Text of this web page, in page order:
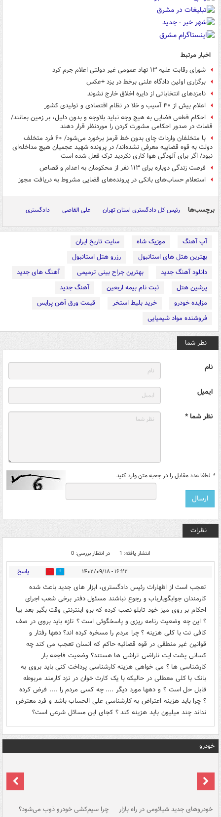
اخبار مرتبط
شورای رقابت علیه ۱۳ نهاد عمومی غیر دولتی اعلام جرم کرد
برگزاری اولین دادگاه علنی برخط در یزد +عکس
نامزدهای انتخاباتی از دایره اخلاق خارج نشوند
اعلام بیش از ۴۰ آسیب و خلا در نظام اقتصادی و تولیدی کشور
احکام قطعی قضایی به هیچ وجه نباید بلاوجه و بدون دلیل، بر زمین بمانند/
قضات در صدور احکامی مشورت کردن را موردنظر قرار دهند
با متخلفان واردات چای بدون خط قرمز برخورد می‌شود/ ۶۰ فرد متخلف
دولت به قوه قضاییه معرفی نشده‌اند/ در پرونده شهید عجمیان هیچ مداخله‌ای
نبود/ اگر برای آلودگی هوا کاری نکردید ترک فعل شده است
فرصت زندگی دوباره برای ۱۱۳ نفر از محکومان به اعدام و قصاص
استعلام حساب‌های بانکی در پرونده‌های قضایی مشروط به دریافت مجوز
برچسب‌ها رئیس کل دادگستری استان تهران علی القاصی دادگستری
آپ آهنگ موزیک شاه
سایت تاریخ ایران
بهترین هتل های استانبول
رزرو هتل استانبول
دانلود آهنگ جدید
بهترین جراح بینی ترمیمی
آهنگ های جدید
پرشین هتل
ثبت نام بیمه اربعین
آهنگ جدید
مزایده خودرو
خرید بلیط استخر
قیمت ورق آهن پرایس
فروشنده مواد شیمیایی
نظر شما
نام
ایمیل
نظر شما *
* لطفا عدد مقابل را در جعبه متن وارد کنید
نظرات
انتشار یافته: 1 در انتظار بررسی: 0
۱۶:۲۲ - ۱۴۰۲/۰۹/۱۸ 1 پاسخ
تعجب است از اظهارات رئیس دادگستری، ابزار های جدید باعث شده
کارمندان جوابگویارباب و رجوع نباشند مسئول دفتر برخی شعب اجرای
احکام بر روی میز خود تابلو نصب کرده که برو اینترنتی وقت بگیر بعد بیا
؟ این چه وضعیت رنامه ریزی و پاسخگوئی است ؟ تازه باید بروی در صف
کافی نت با کلی هزینه ؟ چرا مردم را مسخره کرده اند؟ دهها رفتار و
قوانین غیر منطقی در قوه قضائیه حاکم که انسان تعجب می کند چه
کسانی پشت ایت ناراضی تراشی ها هستند؟ وضعیت فاجعه بار
کارشناسی ها ؟ می خواهی هزینه کارشناسی پرداخت کنی باید بروی به
بانک با کلی معطلی در حالیکه با یک کارت خوان در نزد کارمند مربوطه
قابل حل است ؟ و دهها مورد دیگر .... چه کسی مردم را .... فرض کرده
؟ چرا باید هزینه اعتراض به کارشناسی علی الحساب باشد و فرد معترض
نداند چند میلیون باید هزینه کند ؟ کجای این مسائل شرعی است؟
خودرو
خودروهای جدید شیائومی در راه بازار چرا سیم‌کشی خودرو ذوب می‌شود؟